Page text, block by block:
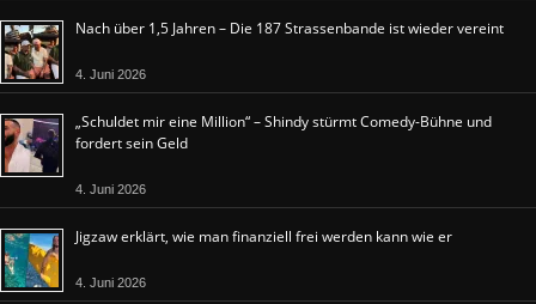
Nach über 1,5 Jahren – Die 187 Strassenbande ist wieder vereint
4. Juni 2026
„Schuldet mir eine Million“ – Shindy stürmt Comedy-Bühne und
fordert sein Geld
4. Juni 2026
Jigzaw erklärt, wie man finanziell frei werden kann wie er
4. Juni 2026